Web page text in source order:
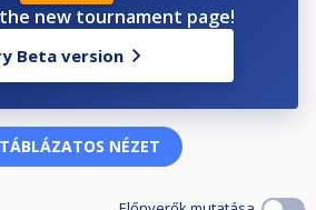
new tournament page!
Beta version
TÁBLÁZATOS NÉZET